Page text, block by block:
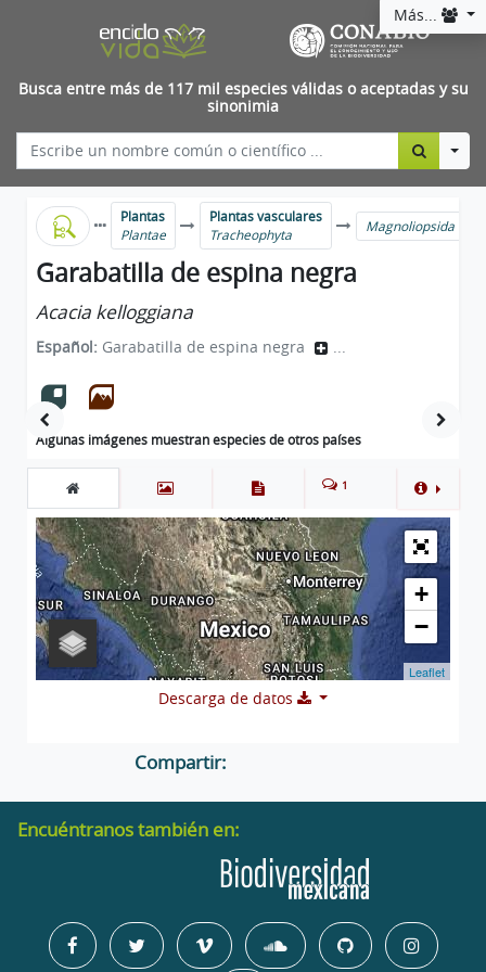
Más...
Busca entre más de 117 mil especies válidas o aceptadas y su
sinonimia
Plantas
Plantae
Plantas vasculares
Tracheophyta
Magnoliopsida
Garabatilla de espina negra
Acacia kelloggiana
Español: Garabatilla de espina negra ...
Algunas imágenes muestran especies de otros países
1
+
−
Leaflet
Descarga de datos
Compartir:
Encuéntranos también en: